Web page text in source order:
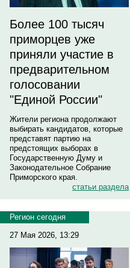
Более 100 тысяч
приморцев уже
приняли участие в
предварительном
голосовании
"Единой России"
Жители региона продолжают
выбирать кандидатов, которые
представят партию на
предстоящих выборах в
Государственную Думу и
Законодательное Собрание
Приморского края.
статьи раздела
Регион сегодня
27 Мая 2026, 13:29